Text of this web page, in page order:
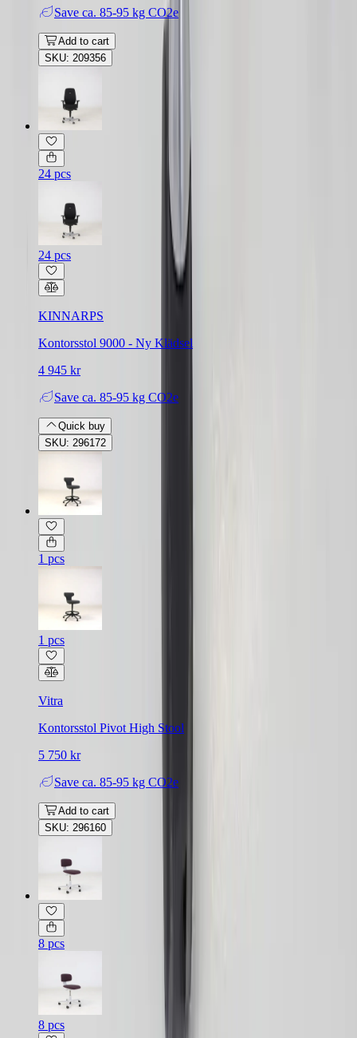
Save ca. 85-95 kg CO2e
Add to cart
SKU: 209356
24 pcs
24 pcs
KINNARPS
Kontorsstol 9000 - Ny Klädsel
4 945 kr
Save ca. 85-95 kg CO2e
Quick buy
SKU: 296172
1 pcs
1 pcs
Vitra
Kontorsstol Pivot High Stool
5 750 kr
Save ca. 85-95 kg CO2e
Add to cart
SKU: 296160
8 pcs
8 pcs